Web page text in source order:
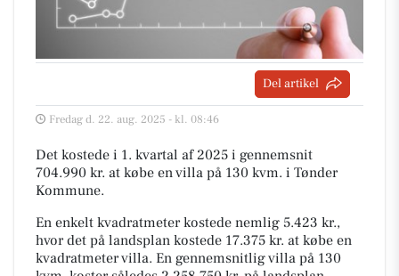
Del artikel
Fredag d. 22. aug. 2025 - kl. 08:46
Det kostede i 1. kvartal af 2025 i gennemsnit
704.990 kr. at købe en villa på 130 kvm. i Tønder
Kommune.
En enkelt kvadratmeter kostede nemlig 5.423 kr.,
hvor det på landsplan kostede 17.375 kr. at købe en
kvadratmeter villa. En gennemsnitlig villa på 130